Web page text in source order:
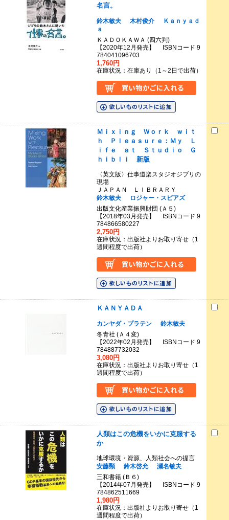
名言。
鈴木敏夫 木村俊介
Ｋａｎｙａｄ
ａ
ＫＡＤＯＫＡＷＡ (四六判)
【2020年12月発売】 ISBNコード 9
784041096703
1,760円
在庫状況：在庫あり（1～2日で出荷）
Ｍｉｘｉｎｇ Ｗｏｒｋ ｗｉｔ
ｈ Ｐｌｅａｓｕｒｅ：Ｍｙ Ｌ
ｉｆｅ ａｔ Ｓｔｕｄｉｏ Ｇ
ｈｉｂｌｉ 新版
〈英文版〉仕事道楽スタジオジブリの
現場
ＪＡＰＡＮ ＬＩＢＲＡＲＹ
鈴木敏夫
ロジャー・スピアズ
出版文化産業振興財団 (Ａ５)
【2018年03月発売】 ISBNコード 9
784866580227
2,750円
在庫状況：出版社よりお取り寄せ（1
週間程度で出荷）
ＫＡＮＹＡＤＡ
カンヤダ・プラテン
鈴木敏夫
冬青社 (Ａ４変)
【2022年02月発売】 ISBNコード 9
784887732032
3,080円
在庫状況：出版社よりお取り寄せ（1
週間程度で出荷）
人類はこの危機をいかに克服する
か
地球環境・資源、人類社会への提言
安藤顕
鈴木啓允
瀬名敏夫
三和書籍 (Ｂ６)
【2014年07月発売】 ISBNコード 9
784862511669
1,980円
在庫状況：出版社よりお取り寄せ（1
週間程度で出荷）